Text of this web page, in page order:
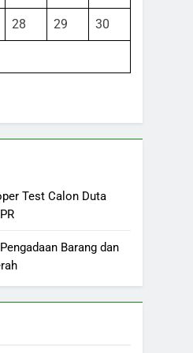
28 29 30
Test Calon Duta
Barang dan